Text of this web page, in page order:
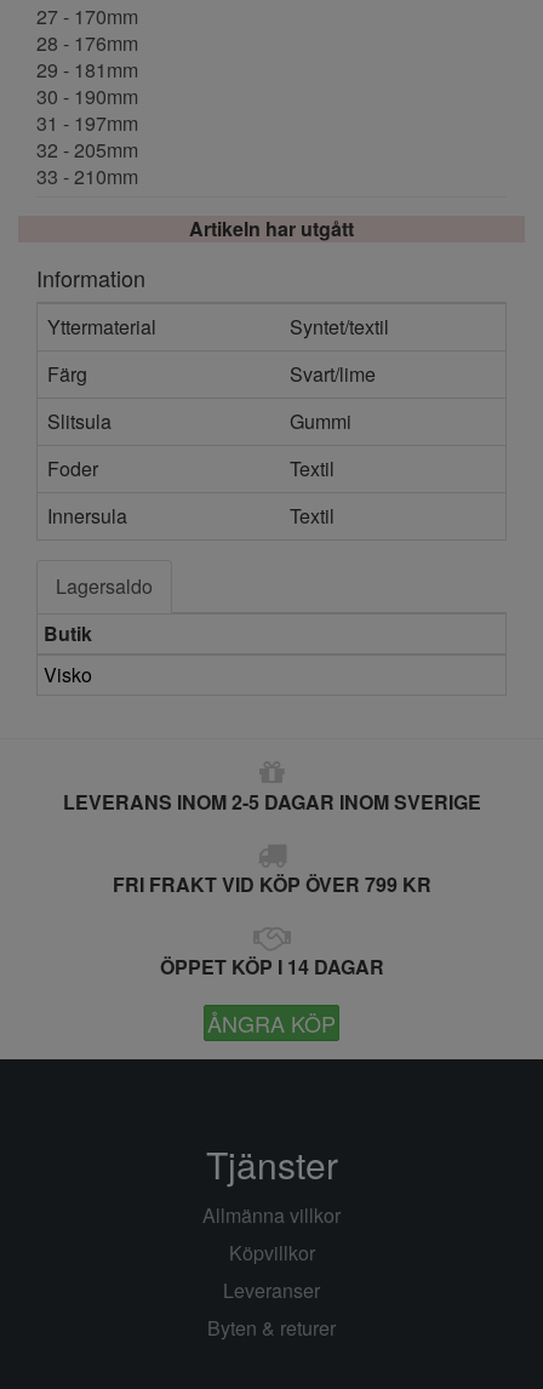
27 - 170mm
28 - 176mm
29 - 181mm
30 - 190mm
31 - 197mm
32 - 205mm
33 - 210mm
Artikeln har utgått
Information
Yttermaterial
Syntet/textil
Färg
Svart/lime
Slitsula
Gummi
Foder
Textil
Innersula
Textil
Lagersaldo
Butik
Visko
LEVERANS INOM 2-5 DAGAR INOM SVERIGE
FRI FRAKT VID KÖP ÖVER 799 KR
ÖPPET KÖP I 14 DAGAR
ÅNGRA KÖP
Tjänster
Allmänna villkor
Köpvillkor
Leveranser
Byten & returer